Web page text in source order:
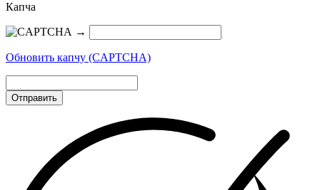
Капча
→
Обновить капчу (CAPTCHA)
Отправить